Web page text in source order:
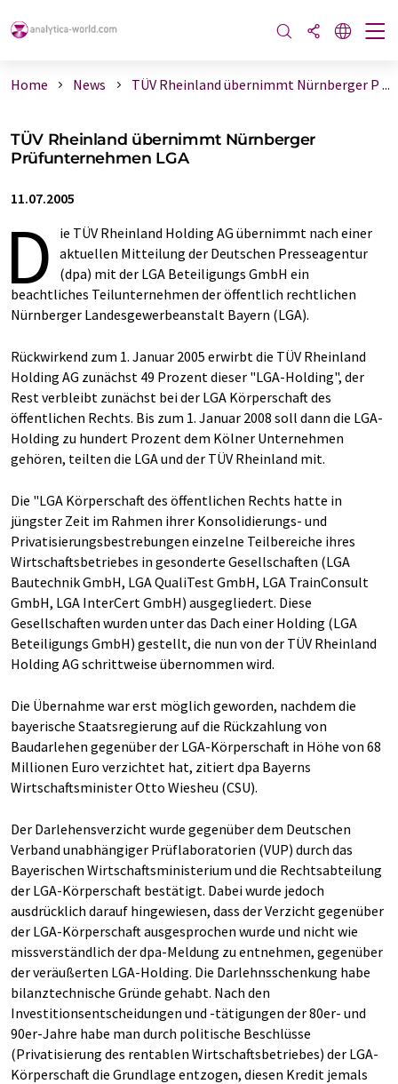
Home News TÜV Rheinland übernimmt Nürnberger P ...
TÜV Rheinland übernimmt Nürnberger
Prüfunternehmen LGA
11.07.2005
D
ie TÜV Rheinland Holding AG übernimmt nach einer
aktuellen Mitteilung der Deutschen Presseagentur
(dpa) mit der LGA Beteiligungs GmbH ein
beachtliches Teilunternehmen der öffentlich rechtlichen
Nürnberger Landesgewerbeanstalt Bayern (LGA).
Rückwirkend zum 1. Januar 2005 erwirbt die TÜV Rheinland
Holding AG zunächst 49 Prozent dieser "LGA-Holding", der
Rest verbleibt zunächst bei der LGA Körperschaft des
öffentlichen Rechts. Bis zum 1. Januar 2008 soll dann die LGA-
Holding zu hundert Prozent dem Kölner Unternehmen
gehören, teilten die LGA und der TÜV Rheinland mit.
Die "LGA Körperschaft des öffentlichen Rechts hatte in
jüngster Zeit im Rahmen ihrer Konsolidierungs- und
Privatisierungsbestrebungen einzelne Teilbereiche ihres
Wirtschaftsbetriebes in gesonderte Gesellschaften (LGA
Bautechnik GmbH, LGA QualiTest GmbH, LGA TrainConsult
GmbH, LGA InterCert GmbH) ausgegliedert. Diese
Gesellschaften wurden unter das Dach einer Holding (LGA
Beteiligungs GmbH) gestellt, die nun von der TÜV Rheinland
Holding AG schrittweise übernommen wird.
Die Übernahme war erst möglich geworden, nachdem die
bayerische Staatsregierung auf die Rückzahlung von
Baudarlehen gegenüber der LGA-Körperschaft in Höhe von 68
Millionen Euro verzichtet hat, zitiert dpa Bayerns
Wirtschaftsminister Otto Wiesheu (CSU).
Der Darlehensverzicht wurde gegenüber dem Deutschen
Verband unabhängiger Prüflaboratorien (VUP) durch das
Bayerischen Wirtschaftsministerium und die Rechtsabteilung
der LGA-Körperschaft bestätigt. Dabei wurde jedoch
ausdrücklich darauf hingewiesen, dass der Verzicht gegenüber
der LGA-Körperschaft ausgesprochen wurde und nicht wie
missverständlich der dpa-Meldung zu entnehmen, gegenüber
der veräußerten LGA-Holding. Die Darlehnsschenkung habe
bilanztechnische Gründe gehabt. Nach den
Investitionsentscheidungen und -tätigungen der 80er- und
90er-Jahre habe man durch politische Beschlüsse
(Privatisierung des rentablen Wirtschaftsbetriebes) der LGA-
Körperschaft die Grundlage entzogen, diesen Kredit jemals